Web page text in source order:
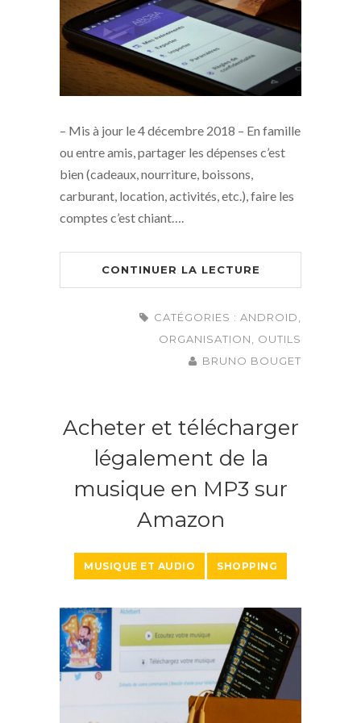
– Mis à jour le 4 décembre 2018 – En famille
ou entre amis, partager les dépenses c’est
bien (cadeaux, nourriture, boissons,
carburant, location, activités, etc.), faire les
comptes c’est chiant….
CONTINUER LA LECTURE
CATÉGORIES : ANDROID
ORGANISATION
OUTILS
BRUNO BOUGET
Acheter et télécharger
légalement de la
musique en MP3 sur
Amazon
MUSIQUE ET AUDIO SHOPPING